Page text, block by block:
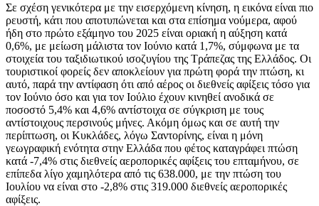
Σε σχέση γενικότερα με την εισερχόμενη κίνηση, η εικόνα είναι πιο
ρευστή, κάτι που αποτυπώνεται και στα επίσημα νούμερα, αφού
ήδη στο πρώτο εξάμηνο του 2025 είναι οριακή η αύξηση κατά
0,6%, με μείωση μάλιστα τον Ιούνιο κατά 1,7%, σύμφωνα με τα
στοιχεία του ταξιδιωτικού ισοζυγίου της Τράπεζας της Ελλάδος. Οι
τουριστικοί φορείς δεν αποκλείουν για πρώτη φορά την πτώση, κι
αυτό, παρά την αντίφαση ότι από αέρος οι διεθνείς αφίξεις τόσο για
τον Ιούνιο όσο και για τον Ιούλιο έχουν κινηθεί ανοδικά σε
ποσοστό 5,4% και 4,6% αντίστοιχα σε σύγκριση με τους
αντίστοιχους περσινούς μήνες. Ακόμη όμως και σε αυτή την
περίπτωση, οι Κυκλάδες, λόγω Σαντορίνης, είναι η μόνη
γεωγραφική ενότητα στην Ελλάδα που φέτος καταγράφει πτώση
κατά -7,4% στις διεθνείς αεροπορικές αφίξεις του επταμήνου, σε
επίπεδα λίγο χαμηλότερα από τις 638.000, με την πτώση του
Ιουλίου να είναι στο -2,8% στις 319.000 διεθνείς αεροπορικές
αφίξεις.